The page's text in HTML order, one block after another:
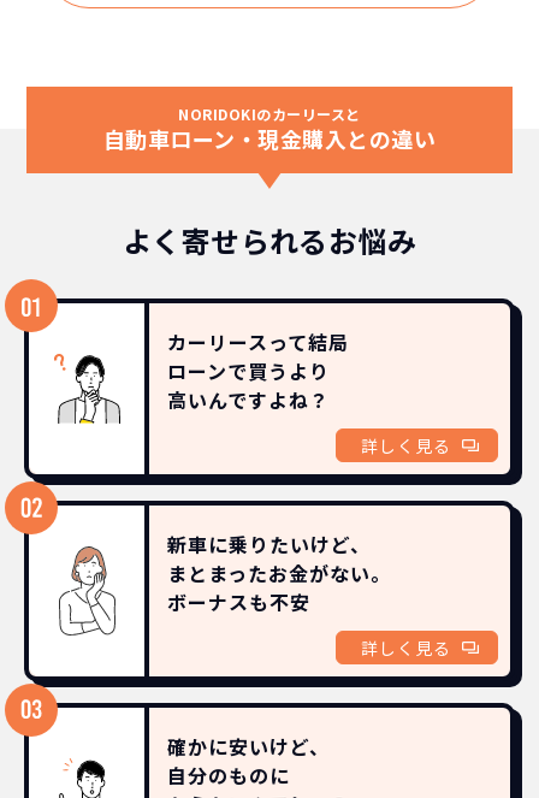
NORIDOKIのカーリースと
自動車ローン・現金購入との違い
よく寄せられるお悩み
カーリースって結局
ローンで買うより
高いんですよね？
詳しく見る
新車に乗りたいけど、
まとまったお金がない。
ボーナスも不安
詳しく見る
確かに安いけど、
自分のものに